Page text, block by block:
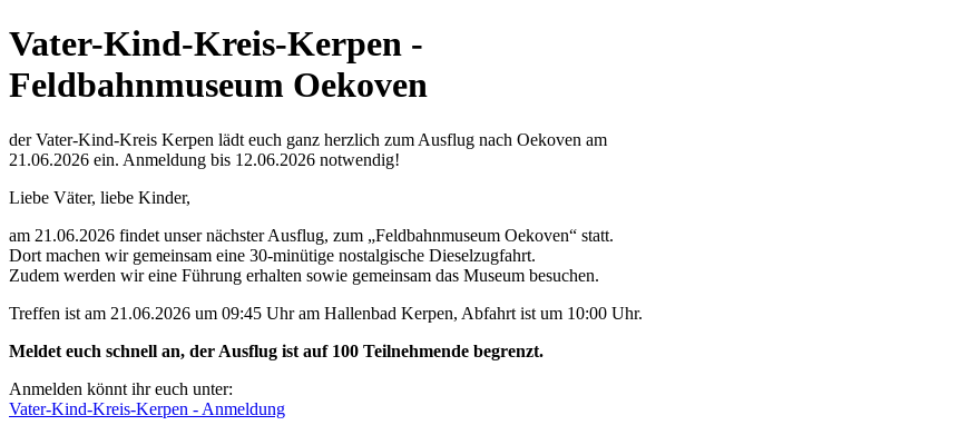
Vater-Kind-Kreis-Kerpen -
Feldbahnmuseum Oekoven
der Vater-Kind-Kreis Kerpen lädt euch ganz herzlich zum Ausflug nach Oekoven am
21.06.2026 ein. Anmeldung bis 12.06.2026 notwendig!
Liebe Väter, liebe Kinder,
am 21.06.2026 findet unser nächster Ausflug, zum „Feldbahnmuseum Oekoven“ statt.
Dort machen wir gemeinsam eine 30-minütige nostalgische Dieselzugfahrt.
Zudem werden wir eine Führung erhalten sowie gemeinsam das Museum besuchen.
Treffen ist am 21.06.2026 um 09:45 Uhr am Hallenbad Kerpen, Abfahrt ist um 10:00 Uhr.
Meldet euch schnell an, der Ausflug ist auf 100 Teilnehmende begrenzt.
Anmelden könnt ihr euch unter:
Vater-Kind-Kreis-Kerpen - Anmeldung